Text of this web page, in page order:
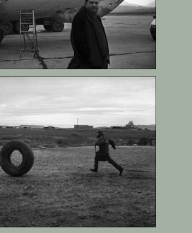
понимать? Ты
в тебе.